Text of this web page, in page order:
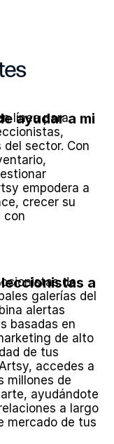
ayudar a mi
línea para
sector. Con
empodera a
crecer su
con
a
de
galerías del
alertas
basadas en
de alto
de tus
accedes a
millones de
ayudándote
a largo
mercado de tus